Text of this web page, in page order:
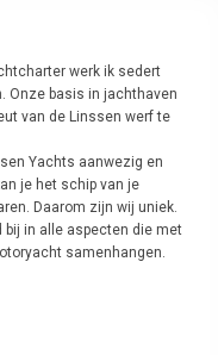
werk ik sedert
Onze basis in jachthaven
van de Linssen werf te
Yachts aanwezig en
je het schip van je
Daarom zijn wij uniek.
in alle aspecten die met
samenhangen.